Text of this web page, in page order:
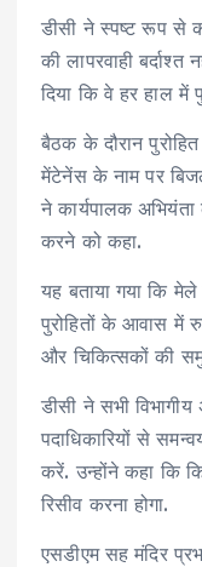
डीसी ने स्पष्ट रूप से
की लापरवाही बर्दाश्त
दिया कि वे हर हाल
बैठक के दौरान
मेंटेनेंस के नाम पर
ने कार्यपालक
करने को कहा.
यह बताया गया कि
पुरोहितों के आवास में
और चिकित्सकों की
डीसी ने सभी विभागीय
पदाधिकारियों से
करें. उन्होंने कहा कि
रिसीव करना होगा.
एसडीएम सह मंदिर